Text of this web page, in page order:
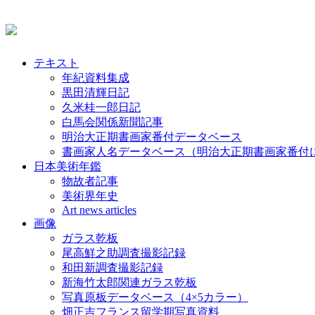
テキスト
年紀資料集成
黒田清輝日記
久米桂一郎日記
白馬会関係新聞記事
明治大正期書画家番付データベース
書画家人名データベース（明治大正期書画家番付
日本美術年鑑
物故者記事
美術界年史
Art news articles
画像
ガラス乾板
尾高鮮之助調査撮影記録
和田新調査撮影記録
新海竹太郎関連ガラス乾板
写真原板データベース（4×5カラー）
畑正吉フランス留学期写真資料